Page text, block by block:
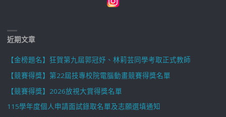
近期文章
【金榜題名】狂賀第九屆郭冠妤、林莉芸同學考取正式教師
【競賽得獎】第22屆技專校院電腦動畫競賽得獎名單
【競賽得獎】2026放視大賞得獎名單
115學年度個人申請面試錄取名單及志願選填通知